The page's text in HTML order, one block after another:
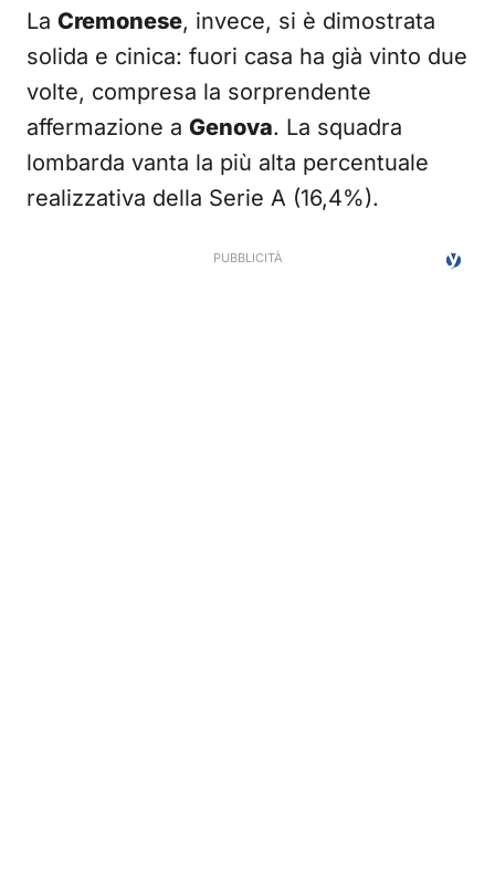
La Cremonese, invece, si è dimostrata
solida e cinica: fuori casa ha già vinto due
volte, compresa la sorprendente
affermazione a Genova. La squadra
lombarda vanta la più alta percentuale
realizzativa della Serie A (16,4%).